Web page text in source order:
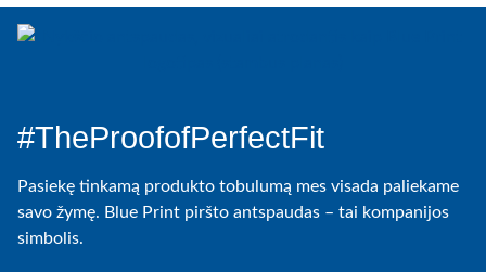
#TheProofofPerfectFit
Pasiekę tinkamą produkto tobulumą mes visada paliekame
savo žymę. Blue Print piršto antspaudas – tai kompanijos
simbolis.